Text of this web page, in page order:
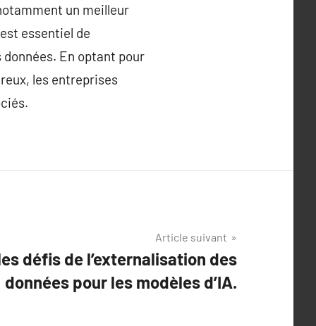
un meilleur
essentiel de
En optant pour
les entreprises
Article suivant
défis de l’externalisation des
données pour les modèles d’IA.